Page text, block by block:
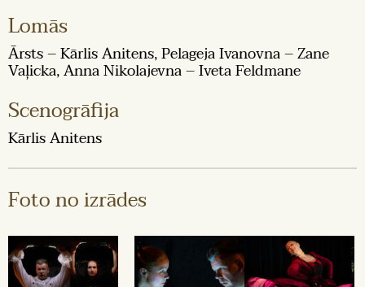
Lomās
Ārsts – Kārlis Anitens, Pelageja Ivanovna – Zane
Vaļicka, Anna Nikolajevna – Iveta Feldmane
Scenogrāfija
Kārlis Anitens
Foto no izrādes